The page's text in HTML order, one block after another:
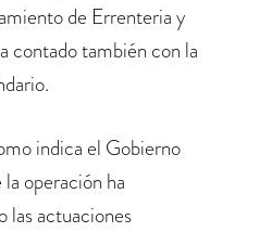
de Errenteria y
contado también con la
indica el Gobierno
operación ha
las actuaciones